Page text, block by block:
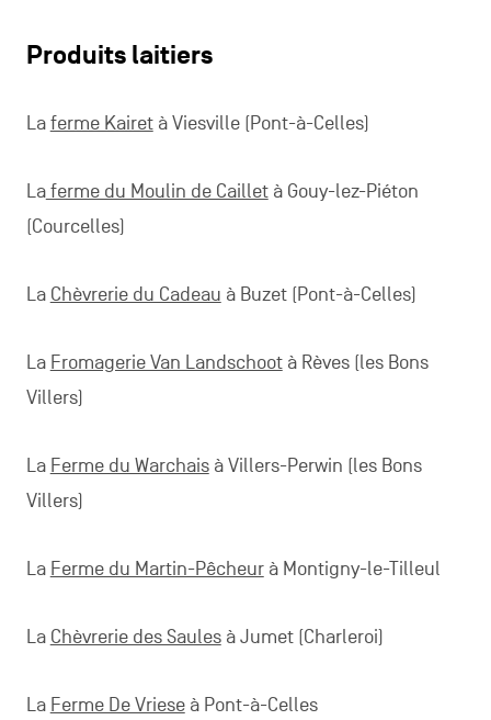
Produits laitiers
Laferme Kairetà Viesville (Pont-à-Celles)
Laferme du Moulin de Cailletà Gouy-lez-Piéton
(Courcelles)
La Chèvrerie du Cadeau à Buzet (Pont-à-Celles)
La Fromagerie Van Landschootà Rèves (les Bons
Villers)
La Ferme du Warchaisà Villers-Perwin (les Bons
Villers)
La Ferme du Martin-Pêcheurà Montigny-le-Tilleul
La Chèvrerie des Saulesà Jumet (Charleroi)
La Ferme De Vrieseà Pont-à-Celles